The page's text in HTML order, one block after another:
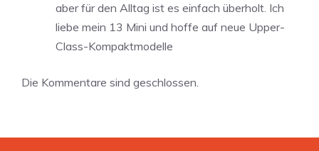
aber für den Alltag ist es einfach überholt. Ich
liebe mein 13 Mini und hoffe auf neue Upper-
Class-Kompaktmodelle
Die Kommentare sind geschlossen.